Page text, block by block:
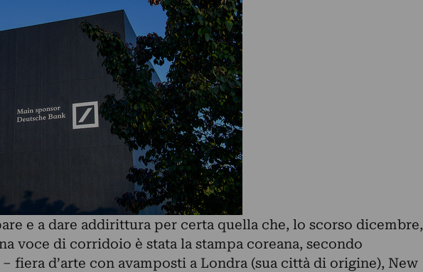
e a dare addirittura per certa quella che, lo scorso dicembre,
voce di corridoio è stata la stampa coreana, secondo
– fiera d’arte con avamposti a Londra (sua città di origine), New